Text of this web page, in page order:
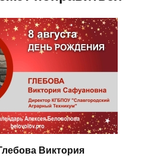
Виктория